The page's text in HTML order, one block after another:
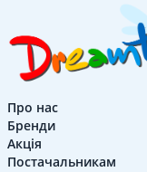
UK
Про нас
Бренди
Акція
Постачальникам